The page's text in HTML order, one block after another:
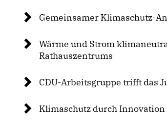
Gemeinsamer Klimaschutz-
Wärme und Strom
Rathauszentrums
CDU-Arbeitsgruppe trifft das
Klimaschutz durch Innovation